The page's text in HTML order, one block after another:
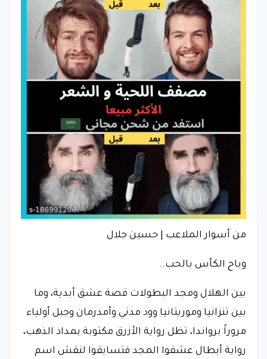
من أسوار الملاعب | حسين جلال
وباح الكأس بالحب..
بين الهلال ومجد البطولات قصة عشق أبدية، وما
بين تنزانيا وموريتانيا وود مدني وأمدرمان وجبل أولياء
مروراً برواندا، تظل رواية الأزرق مكتوبة بمداد الذهب،
رواية أبطال عشقوا المجد فتسابقوا لنقش اسم